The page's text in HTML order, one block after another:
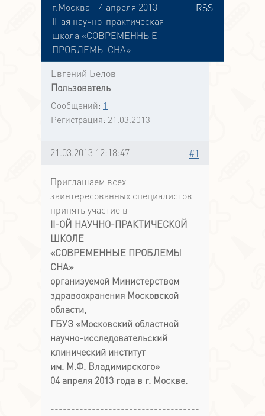
RSS
г.Москва - 4 апреля 2013 -
II-ая научно-практическая
школа «СОВРЕМЕННЫЕ
ПРОБЛЕМЫ СНА»
Евгений Белов
Пользователь
Сообщений: 1
Регистрация: 21.03.2013
#1
21.03.2013 12:18:47
Приглашаем всех
заинтересованных специалистов
принять участие в
II-ОЙ НАУЧНО-ПРАКТИЧЕСКОЙ
ШКОЛЕ
«СОВРЕМЕННЫЕ ПРОБЛЕМЫ
СНА»
организуемой Министерством
здравоохранения Московской
области,
ГБУЗ «Московский областной
научно-исследовательский
клинический институт
им. М.Ф. Владимирского»
04 апреля 2013 года в г. Москве.
------------------------------------